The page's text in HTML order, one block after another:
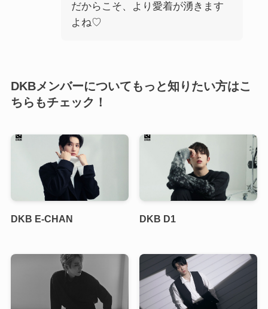
だからこそ、より愛着が湧きます
よね♡
DKBメンバーについてもっと知りたい方はこ
ちらもチェック！
DKB E-CHAN DKB D1